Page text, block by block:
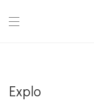
Explo